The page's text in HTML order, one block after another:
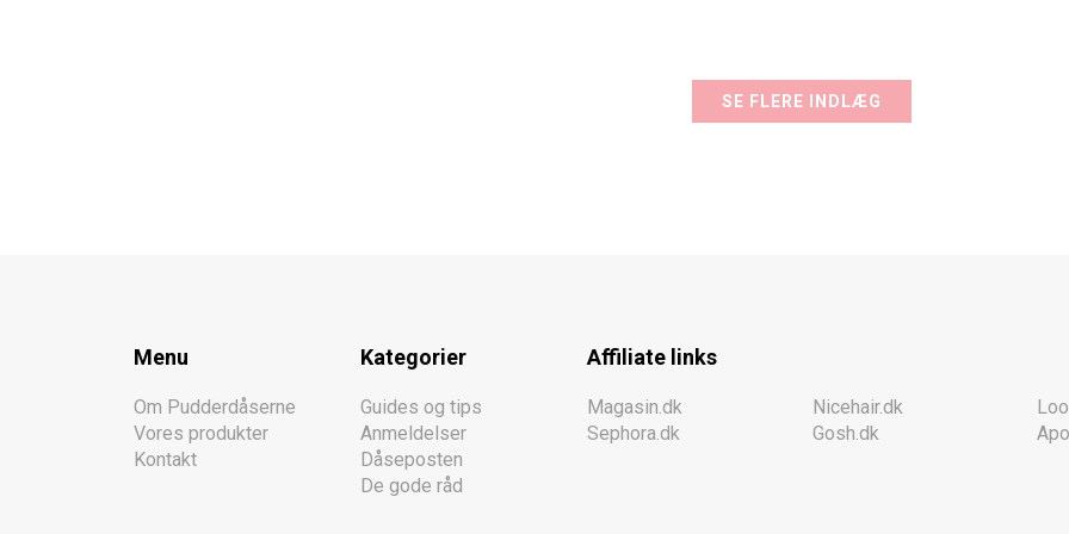
SE FLERE INDLÆG
Menu
Om Pudderdåserne
Vores produkter
Kontakt
Kategorier
Guides og tips
Anmeldelser
Dåseposten
De gode råd
Affiliate links
Magasin.dk
Sephora.dk
Nicehair.dk
Gosh.dk